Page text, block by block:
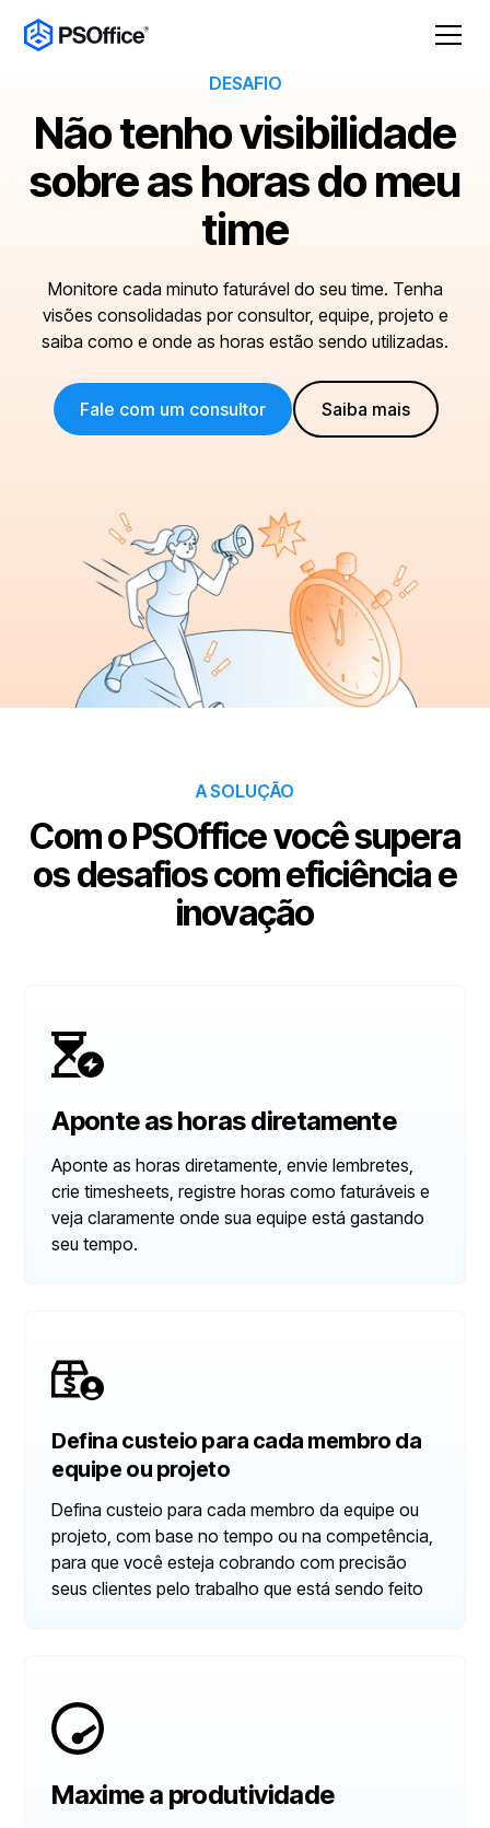
DESAFIO
Não tenho visibilidade
sobre as horas do meu
time
Monitore cada minuto faturável do seu time. Tenha
visões consolidadas por consultor, equipe, projeto e
saiba como e onde as horas estão sendo utilizadas.
Fale com um consultor Saiba mais
A SOLUÇÃO
Com o PSOffice você supera
os desafios com eficiência e
inovação
Aponte as horas diretamente
Aponte as horas diretamente, envie lembretes,
crie timesheets, registre horas como faturáveis e
veja claramente onde sua equipe está gastando
seu tempo.
Defina custeio para cada membro da
equipe ou projeto
Defina custeio para cada membro da equipe ou
projeto, com base no tempo ou na competência,
para que você esteja cobrando com precisão
seus clientes pelo trabalho que está sendo feito
Maxime a produtividade